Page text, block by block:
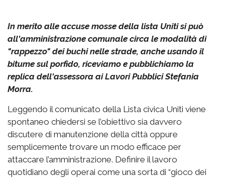
In merito alle accuse mosse della lista Uniti si può
all'amministrazione comunale circa le modalità di
"rappezzo" dei buchi nelle strade, anche usando il
bitume sul porfido, riceviamo e pubblichiamo la
replica dell'assessora ai Lavori Pubblici Stefania
Morra.
Leggendo il comunicato della Lista civica Uniti viene
spontaneo chiedersi se l’obiettivo sia davvero
discutere di manutenzione della città oppure
semplicemente trovare un modo efficace per
attaccare l’amministrazione. Definire il lavoro
quotidiano degli operai come una sorta di “gioco dei